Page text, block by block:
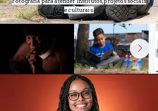
e culturais.